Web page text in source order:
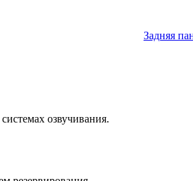
Задняя
озвучивания.